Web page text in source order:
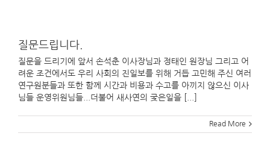
질문드립니다.
질문을 드리기에 앞서 손석춘 이사장님과 정태인 원장님 그리고 어
려운 조건에서도 우리 사회의 진일보를 위해 거듭 고민해 주신 여러
연구원분들과 또한 함께 시간과 비용과 수고를 아끼지 않으신 이사
님들 운영위원님들...더불어 새사연의 궂은일을 [...]
Read More